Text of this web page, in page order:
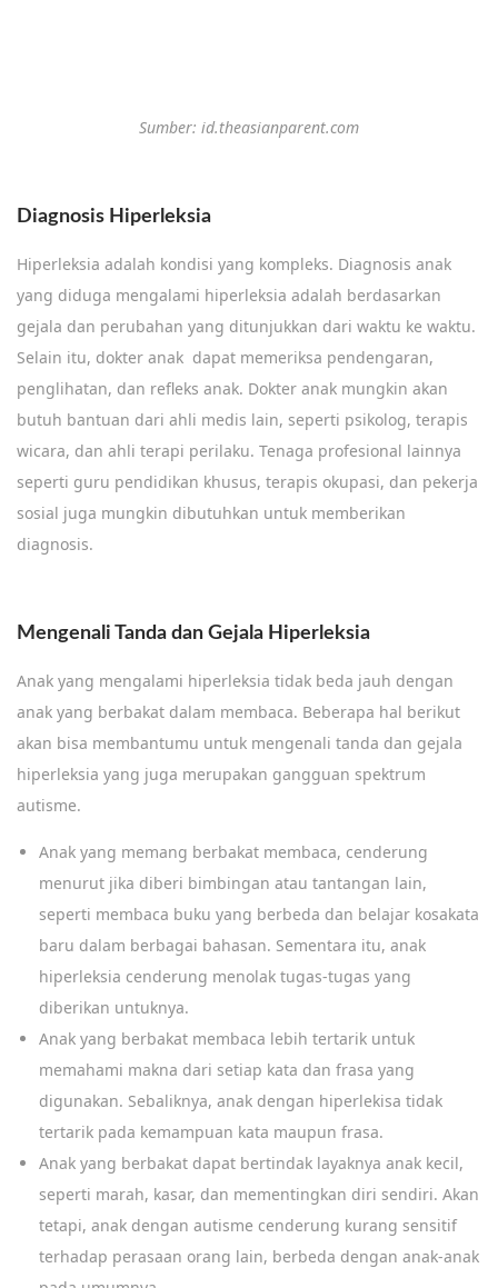
Sumber: id.theasianparent.com
Diagnosis Hiperleksia
Hiperleksia adalah kondisi yang kompleks. Diagnosis anak
yang diduga mengalami hiperleksia adalah berdasarkan
gejala dan perubahan yang ditunjukkan dari waktu ke waktu.
Selain itu, dokter anak dapat memeriksa pendengaran,
penglihatan, dan refleks anak. Dokter anak mungkin akan
butuh bantuan dari ahli medis lain, seperti psikolog, terapis
wicara, dan ahli terapi perilaku. Tenaga profesional lainnya
seperti guru pendidikan khusus, terapis okupasi, dan pekerja
sosial juga mungkin dibutuhkan untuk memberikan
diagnosis.
Mengenali Tanda dan Gejala Hiperleksia
Anak yang mengalami hiperleksia tidak beda jauh dengan
anak yang berbakat dalam membaca. Beberapa hal berikut
akan bisa membantumu untuk mengenali tanda dan gejala
hiperleksia yang juga merupakan gangguan spektrum
autisme.
Anak yang memang berbakat membaca, cenderung
menurut jika diberi bimbingan atau tantangan lain,
seperti membaca buku yang berbeda dan belajar kosakata
baru dalam berbagai bahasan. Sementara itu, anak
hiperleksia cenderung menolak tugas-tugas yang
diberikan untuknya.
Anak yang berbakat membaca lebih tertarik untuk
memahami makna dari setiap kata dan frasa yang
digunakan. Sebaliknya, anak dengan hiperlekisa tidak
tertarik pada kemampuan kata maupun frasa.
Anak yang berbakat dapat bertindak layaknya anak kecil,
seperti marah, kasar, dan mementingkan diri sendiri. Akan
tetapi, anak dengan autisme cenderung kurang sensitif
terhadap perasaan orang lain, berbeda dengan anak-anak